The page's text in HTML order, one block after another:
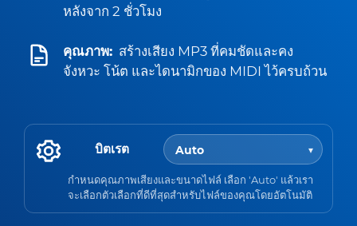
หลังจาก 2 ชั่วโมง
คุณภาพ: สร้างเสียง MP3 ที่คมชัดและคง
จังหวะ โน้ต และไดนามิกของ MIDI ไว้ครบถ้วน
บิตเรต
กำหนดคุณภาพเสียงและขนาดไฟล์ เลือก 'Auto' แล้วเรา
จะเลือกตัวเลือกที่ดีที่สุดสำหรับไฟล์ของคุณโดยอัตโนมัติ